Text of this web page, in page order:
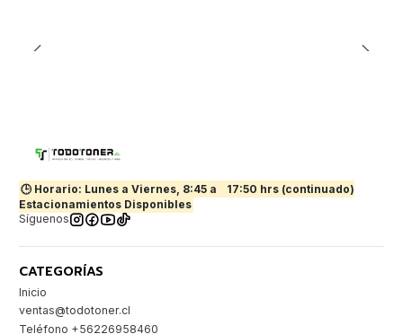
🕒 Horario: Lunes a Viernes, 8:45 a
17:50 hrs (continuado)
Estacionamientos Disponibles
Síguenos
CATEGORÍAS
Inicio
ventas@todotoner.cl
Teléfono +56226958460